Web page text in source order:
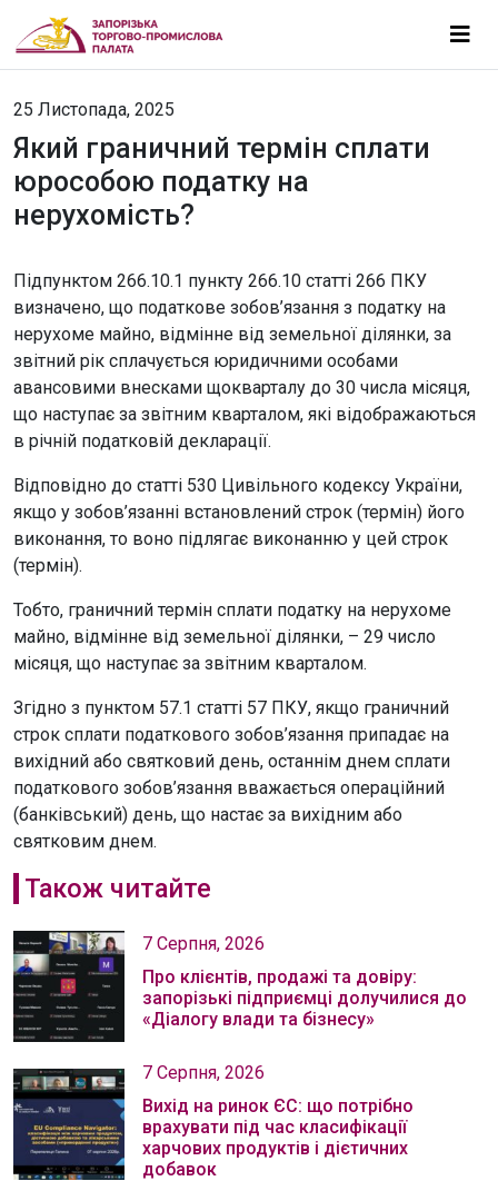
25 Листопада, 2025
Який граничний термін сплати
юрособою податку на
нерухомість?
Підпунктом 266.10.1 пункту 266.10 статті 266 ПКУ
визначено, що податкове зобов’язання з податку на
нерухоме майно, відмінне від земельної ділянки, за
звітний рік сплачується юридичними особами
авансовими внесками щокварталу до 30 числа місяця,
що наступає за звітним кварталом, які відображаються
в річній податковій декларації.
Відповідно до статті 530 Цивільного кодексу України,
якщо у зобов’язанні встановлений строк (термін) його
виконання, то воно підлягає виконанню у цей строк
(термін).
Тобто, граничний термін сплати податку на нерухоме
майно, відмінне від земельної ділянки, – 29 число
місяця, що наступає за звітним кварталом.
Згідно з пунктом 57.1 статті 57 ПКУ, якщо граничний
строк сплати податкового зобов’язання припадає на
вихідний або святковий день, останнім днем сплати
податкового зобов’язання вважається операційний
(банківський) день, що настає за вихідним або
святковим днем.
Також читайте
7 Серпня, 2026
Про клієнтів, продажі та довіру:
запорізькі підприємці долучилися до
«Діалогу влади та бізнесу»
7 Серпня, 2026
Вихід на ринок ЄС: що потрібно
врахувати під час класифікації
харчових продуктів і дієтичних
добавок